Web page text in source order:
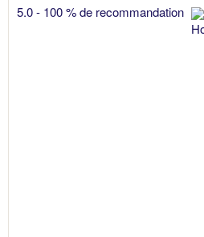
5.0 - 100 % de recommandation